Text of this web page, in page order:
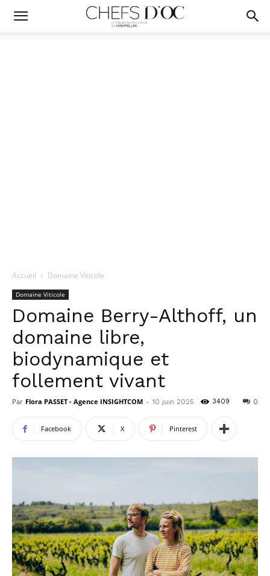
Accueil Domaine Viticole
Domaine Viticole
Domaine Berry-Althoff, un
domaine libre,
biodynamique et
follement vivant
Par Flora PASSET - Agence INSIGHTCOM - 10 juin 2025 0
3409
Facebook X Pinterest